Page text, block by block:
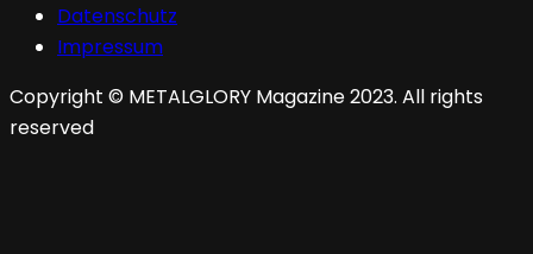
Datenschutz
Impressum
Copyright © METALGLORY Magazine 2023. All rights
reserved